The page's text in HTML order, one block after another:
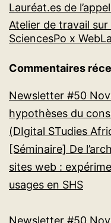
Lauréat.es de
Atelier de travail
SciencesPo x
Commentaires
Newsletter #50
hypothèses du
(DIgital STudies
[Séminaire] De
sites web :
usages en SHS